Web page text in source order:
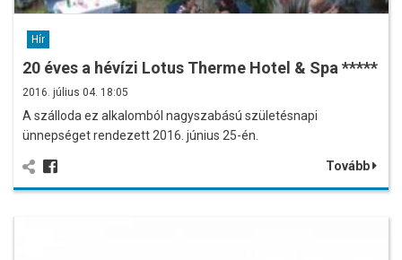
Hír
20 éves a hévízi Lotus Therme Hotel & Spa *****
2016. július 04. 18:05
A szálloda ez alkalomból nagyszabású születésnapi
ünnepséget rendezett 2016. június 25-én.
Tovább